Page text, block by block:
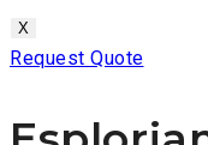
X
Request Quote